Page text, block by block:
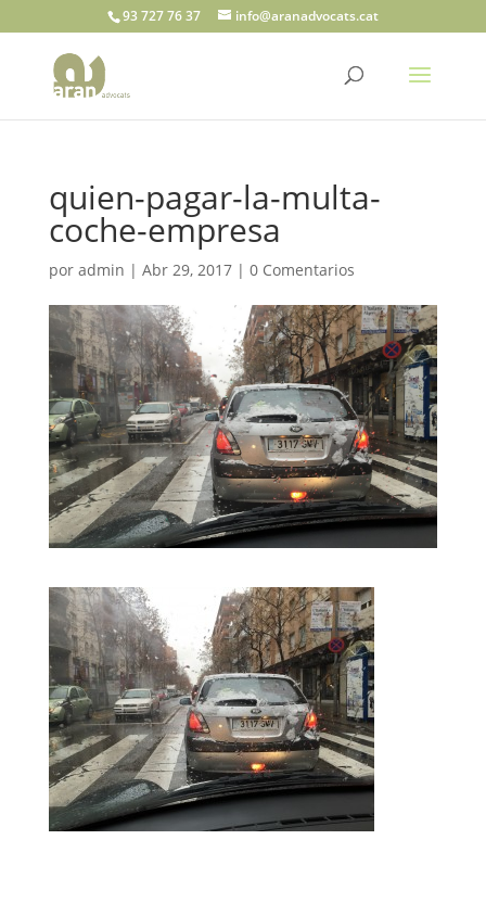
93 727 76 37 info@aranadvocats.cat
quien-pagar-la-multa-
coche-empresa
por admin | Abr 29, 2017| 0 Comentarios